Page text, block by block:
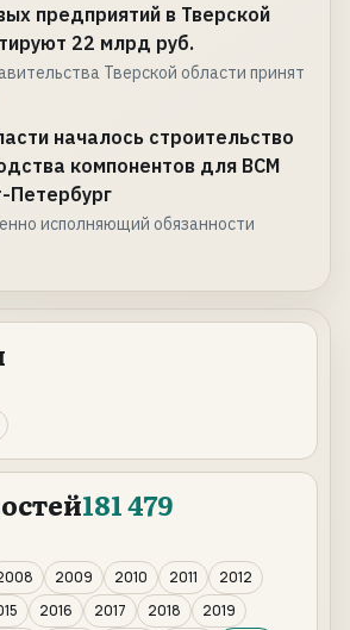
предприятий в Тверской
22 млрд руб.
Тверской области принят
началось строительство
компонентов для ВСМ
Петербург
исполняющий обязанности
181 479
2009 2010 2011
2012
2016 2017 2018
2019